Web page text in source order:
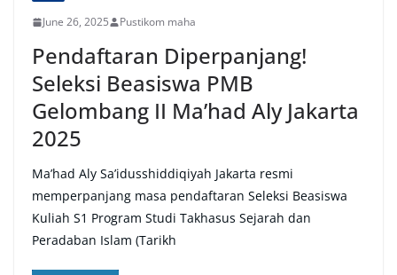
June 26, 2025 Pustikom maha
Pendaftaran Diperpanjang!
Seleksi Beasiswa PMB
Gelombang II Ma’had Aly Jakarta
2025
Ma’had Aly Sa’idusshiddiqiyah Jakarta resmi
memperpanjang masa pendaftaran Seleksi Beasiswa
Kuliah S1 Program Studi Takhasus Sejarah dan
Peradaban Islam (Tarikh